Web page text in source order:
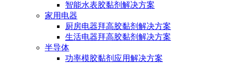
智能水表胶黏剂解决方案
家用电器
厨房电器拜高胶黏剂解决方案
生活电器拜高胶黏剂解决方案
半导体
功率模胶黏剂应用解决方案